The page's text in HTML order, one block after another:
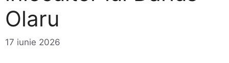
Olaru
17 iunie 2026